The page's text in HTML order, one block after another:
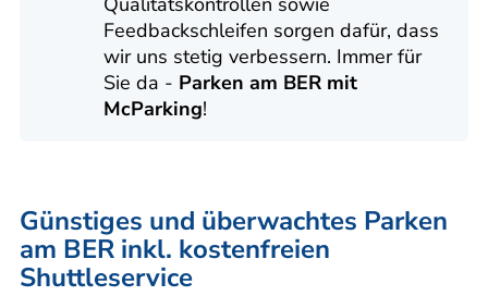
Feedbackschleifen sorgen dafür, dass
wir uns stetig verbessern. Immer für
Sie da - Parken am BER mit
McParking!
Günstiges und überwachtes Parken
am BER inkl. kostenfreien
Shuttleservice